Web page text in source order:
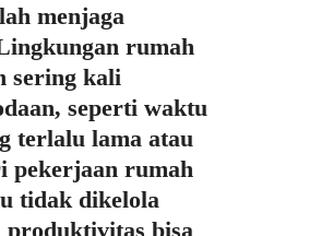
menjaga
rumah
sering kali
seperti waktu
terlalu lama atau
pekerjaan rumah
tidak dikelola
produktivitas bisa